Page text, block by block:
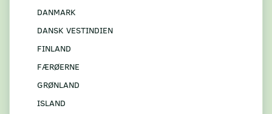
DANMARK
DANSK VESTINDIEN
FINLAND
FÆRØERNE
GRØNLAND
ISLAND